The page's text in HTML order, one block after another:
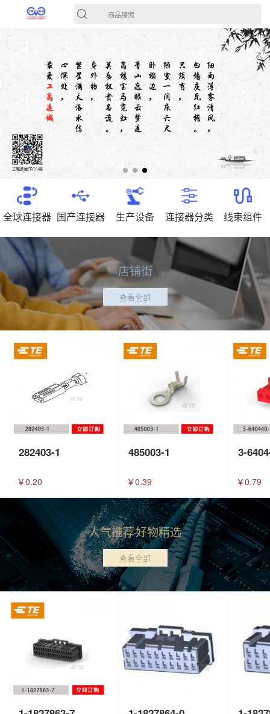
商品搜索
全球连接器 国产连接器 生产设备 连接器分类 线束组件
店铺街
查看全部
282403-1
￥0.20
485003-1
￥0.39
3-
￥0.79
人气推荐好物精选
查看全部